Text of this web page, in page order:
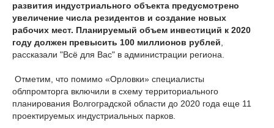
развития индустриального объекта предусмотрено
увеличение числа резидентов и создание новых
рабочих мест. Планируемый объем инвестиций к 2020
году должен превысить 100 миллионов рублей
рассказали "Всё для Вас" в администрации региона.
Отметим, что помимо «Орловки» специалисты
облпромторга включили в схему территориального
планирования Волгоградской области до 2020 года еще 11
проектируемых индустриальных парков.